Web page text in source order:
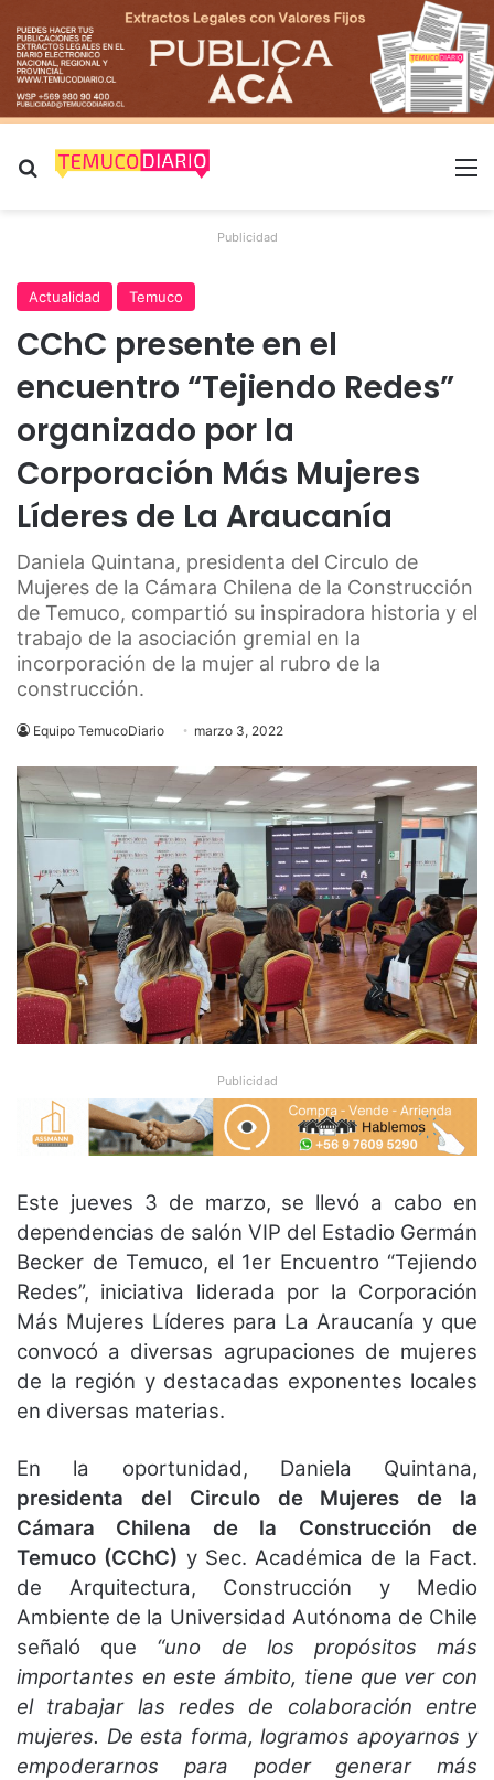
Buscar por
Publicidad
Actualidad Temuco
CChC presente en el
encuentro “Tejiendo Redes”
organizado por la
Corporación Más Mujeres
Líderes de La Araucanía
Daniela Quintana, presidenta del Circulo de
Mujeres de la Cámara Chilena de la Construcción
de Temuco, compartió su inspiradora historia y el
trabajo de la asociación gremial en la
incorporación de la mujer al rubro de la
construcción.
Equipo TemucoDiario marzo 3, 2022
Publicidad
Este jueves 3 de marzo, se llevó a cabo en
dependencias de salón VIP del Estadio Germán
Becker de Temuco, el 1er Encuentro “Tejiendo
Redes”, iniciativa liderada por la Corporación
Más Mujeres Líderes para La Araucanía y que
convocó a diversas agrupaciones de mujeres
de la región y destacadas exponentes locales
en diversas materias.
En la oportunidad, Daniela Quintana,
presidenta del Circulo de Mujeres de la
Cámara Chilena de la Construcción de
Temuco (CChC) y Sec. Académica de la Fact.
de Arquitectura, Construcción y Medio
Ambiente de la Universidad Autónoma de Chile
señaló que “uno de los propósitos más
importantes en este ámbito, tiene que ver con
el trabajar las redes de colaboración entre
mujeres. De esta forma, logramos apoyarnos y
empoderarnos para poder generar más